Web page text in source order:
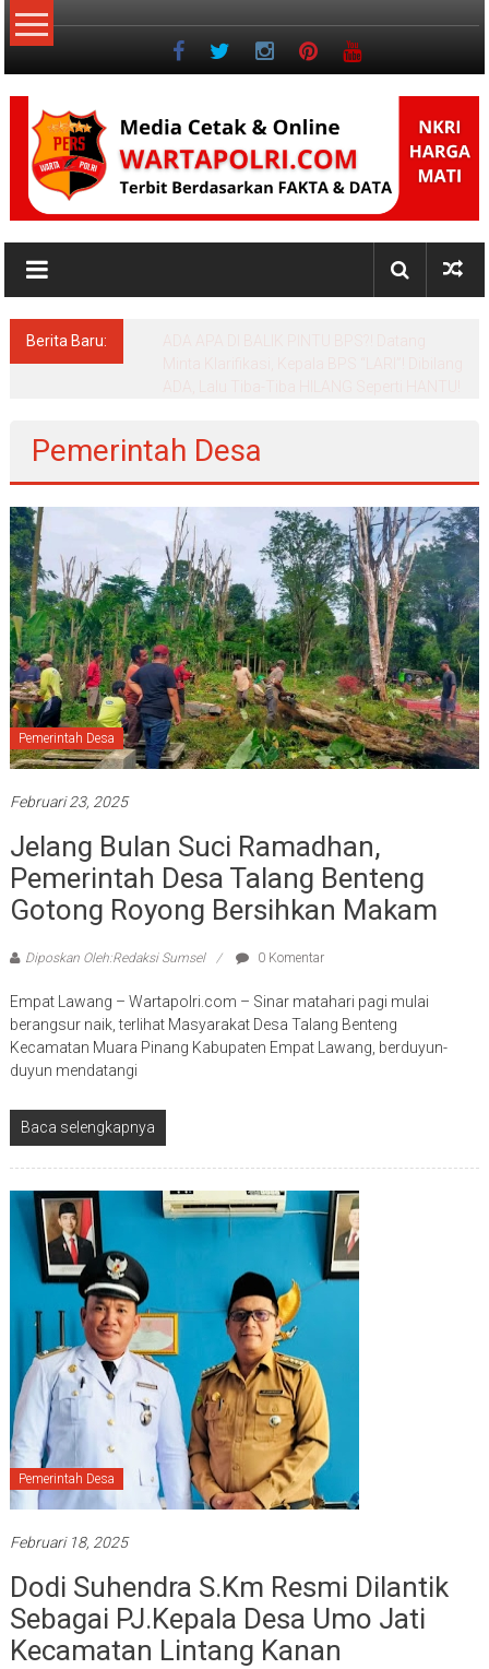
Lompat
ke
NKRI
Jurnalisme
Berita Baru:
Pemerintah Desa
Pemerintah Desa
Februari 23, 2025
Jelang Bulan Suci Ramadhan,
Pemerintah Desa Talang Benteng
Gotong Royong Bersihkan Makam
Diposkan Oleh:Redaksi Sumsel 0 Komentar
Empat Lawang – Wartapolri.com – Sinar matahari pagi mulai
berangsur naik, terlihat Masyarakat Desa Talang Benteng
Kecamatan Muara Pinang Kabupaten Empat Lawang, berduyun-
duyun mendatangi
Baca selengkapnya
Pemerintah Desa
Februari 18, 2025
Dodi Suhendra S.Km Resmi Dilantik
Sebagai PJ.Kepala Desa Umo Jati
Kecamatan Lintang Kanan